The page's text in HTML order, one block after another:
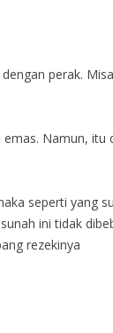
perak.
Namun,
seperti yang
ini tidak
rezekinya